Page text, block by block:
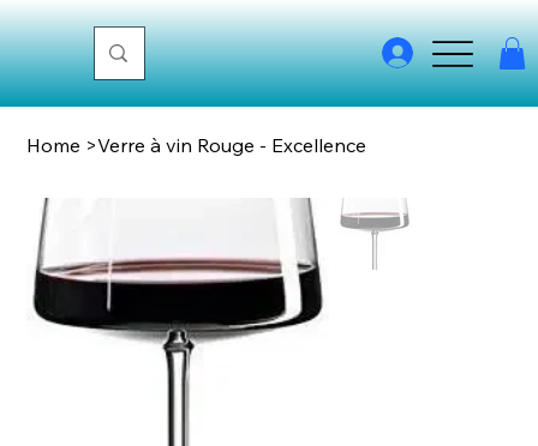
Home >Verre à vin Rouge - Excellence